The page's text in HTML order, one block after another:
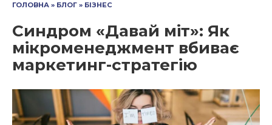
ГОЛОВНА » БЛОГ » БІЗНЕС
Синдром «Давай міт»: Як
мікроменеджмент вбиває
маркетинг-стратегію